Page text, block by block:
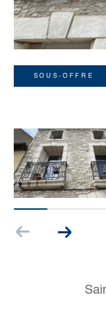
SOUS-OFFRE